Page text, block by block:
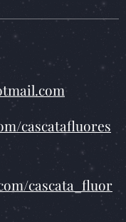
cascatafluores
cascata_fluor